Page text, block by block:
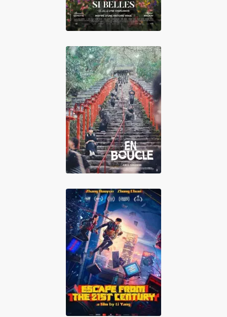
En boucle
Escape From the
21st Century